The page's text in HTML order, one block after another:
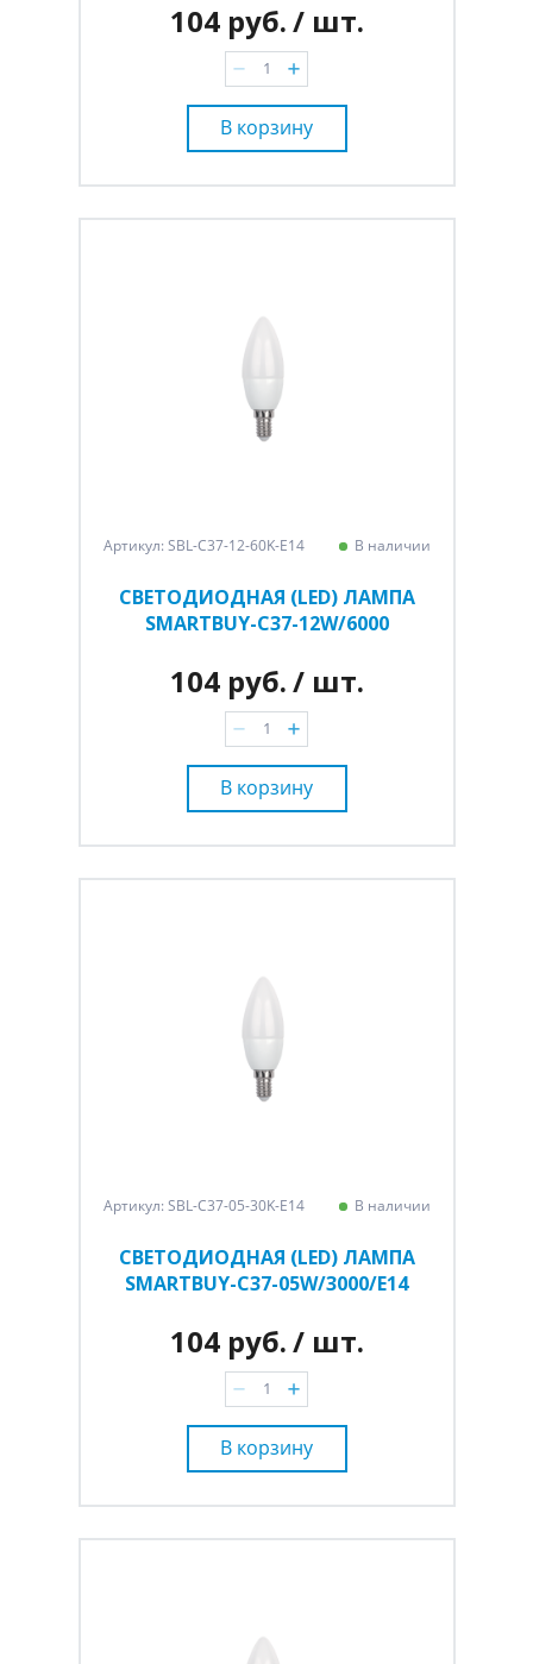
104 руб./ шт.
В корзину
Артикул: SBL-C37-12-60K-E14 В наличии
СВЕТОДИОДНАЯ (LED) ЛАМПА
SMARTBUY-C37-12W/6000
104 руб./ шт.
В корзину
Артикул: SBL-C37-05-30K-E14 В наличии
СВЕТОДИОДНАЯ (LED) ЛАМПА
SMARTBUY-C37-05W/3000/E14
104 руб./ шт.
В корзину